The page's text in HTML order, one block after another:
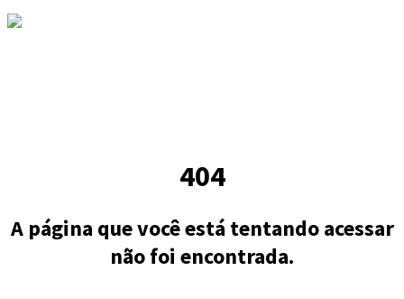
404
A página que você está tentando acessar
não foi encontrada.